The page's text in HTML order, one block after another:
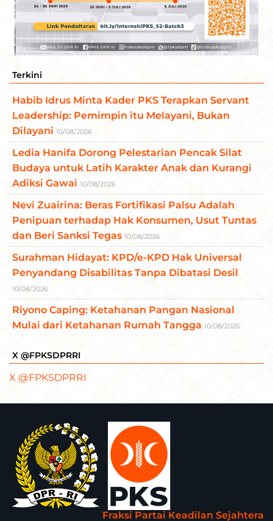
Terkini
Habib Idrus Minta Kader PKS Terapkan Servant
Leadership: Pemimpin itu Melayani, Bukan
Dilayani 10/08/2026
​Ledia Hanifa Dorong Pelestarian Pencak Silat
Budaya untuk Latih Karakter Anak dan Kurangi
Adiksi Gawai 10/08/2026
Nevi Zuairina: Beras Fortifikasi Palsu Adalah
Penipuan terhadap Hak Konsumen, Usut Tuntas
dan Beri Sanksi Tegas 10/08/2026
Surahman Hidayat: KPD/e-KPD Hak Universal
Penyandang Disabilitas Tanpa Dibatasi Desil
10/08/2026
Riyono Caping: Ketahanan Pangan Nasional
Mulai dari Ketahanan Rumah Tangga 10/08/2026
X @FPKSDPRRI
X @FPKSDPRRI
Fraksi Partai Keadilan Sejahtera